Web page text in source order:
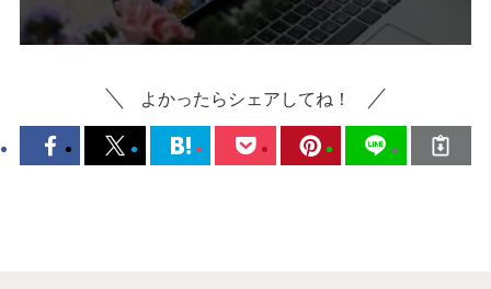
よかったらシェアしてね！